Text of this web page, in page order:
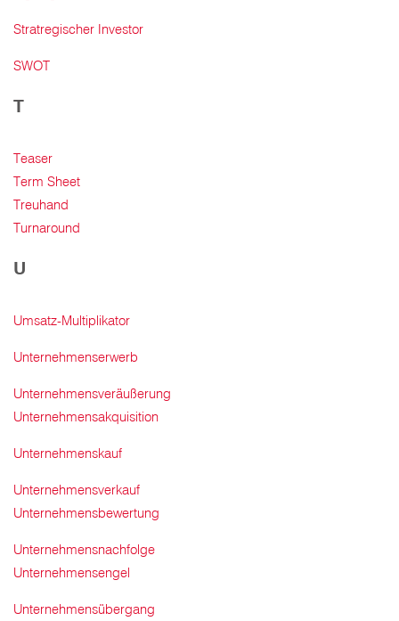
Stratregischer Investor
SWOT
T
Teaser
Term Sheet
Treuhand
Turnaround
U
Umsatz-Multiplikator
Unternehmenserwerb
Unternehmensveräußerung
Unternehmensakquisition
Unternehmenskauf
Unternehmensverkauf
Unternehmensbewertung
Unternehmensnachfolge
Unternehmensengel
Unternehmensübergang